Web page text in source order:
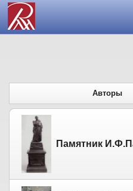
Авторы
Памятник